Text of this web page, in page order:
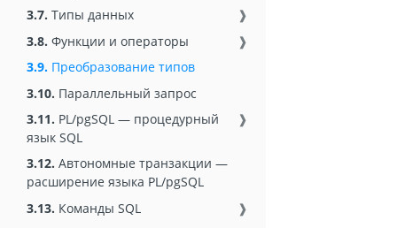
3.7. Типы данных
❱
3.8. Функции и операторы
❱
3.9. Преобразование типов
3.10. Параллельный запрос
3.11. PL/pgSQL — процедурный
язык SQL
❱
3.12. Автономные транзакции —
расширение языка PL/pgSQL
3.13. Команды SQL
❱